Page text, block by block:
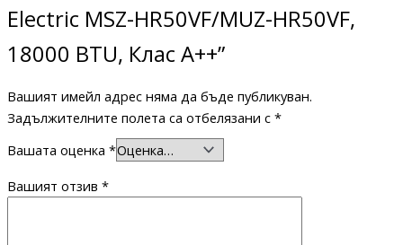
Electric MSZ-HR50VF/MUZ-HR50VF,
18000 BTU, Клас A++”
Вашият имейл адрес няма да бъде публикуван.
Задължителните полета са отбелязани с *
Вашата оценка *
Вашият отзив *